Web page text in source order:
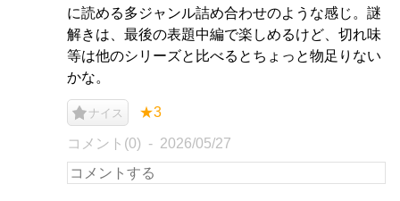
に読める多ジャンル詰め合わせのような感じ。謎
解きは、最後の表題中編で楽しめるけど、切れ味
等は他のシリーズと比べるとちょっと物足りない
かな。
ナイス ★3
コメント(0) 2026/05/27